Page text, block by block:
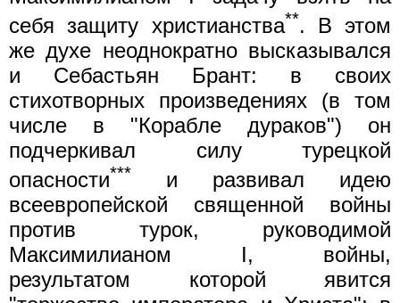
себя защиту христианства**. В этом
же духе неоднократно высказывался
и Себастьян Брант: в своих
стихотворных произведениях (в том
числе в "Корабле дураков") он
подчеркивал силу турецкой
опасности***
и развивал идею
всеевропейской священной войны
против турок, руководимой
Максимилианом I, войны,
результатом которой явится